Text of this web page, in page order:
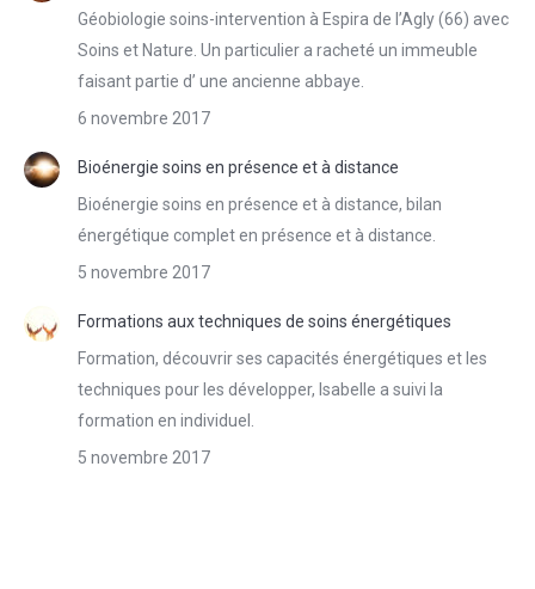
Géobiologie soins-intervention à Espira de l’Agly (66) avec
Soins et Nature. Un particulier a racheté un immeuble
faisant partie d’ une ancienne abbaye.
6 novembre 2017
Bioénergie soins en présence et à distance
Bioénergie soins en présence et à distance, bilan
énergétique complet en présence et à distance.
5 novembre 2017
Formations aux techniques de soins énergétiques
Formation, découvrir ses capacités énergétiques et les
techniques pour les développer, Isabelle a suivi la
formation en individuel.
5 novembre 2017